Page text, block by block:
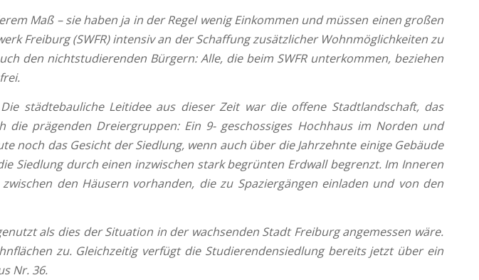
Maß – sie haben ja in der Regel wenig Einkommen und müssen einen großen
Freiburg (SWFR) intensiv an der Schaffung zusätzlicher Wohnmöglichkeiten zu
den nichtstudierenden Bürgern: Alle, die beim SWFR unterkommen, beziehen
städtebauliche Leitidee aus dieser Zeit war die offene Stadtlandschaft, das
prägenden Dreiergruppen: Ein 9- geschossiges Hochhaus im Norden und
noch das Gesicht der Siedlung, wenn auch über die Jahrzehnte einige Gebäude
Siedlung durch einen inzwischen stark begrünten Erdwall begrenzt. Im Inneren
den Häusern vorhanden, die zu Spaziergängen einladen und von den
als dies der Situation in der wachsenden Stadt Freiburg angemessen wäre.
zu. Gleichzeitig verfügt die Studierendensiedlung bereits jetzt über ein
Nr. 36.